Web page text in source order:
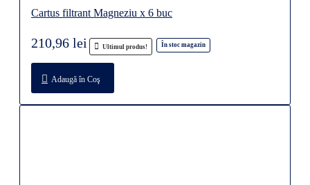
Cartus filtrant Magneziu x 6 buc
Ultimul produs! În stoc magazin
210,96 lei
Adaugă în Coş